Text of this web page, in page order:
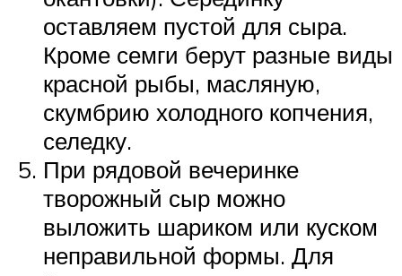
оставляем пустой для сыра.
Кроме семги берут разные виды
красной рыбы, масляную,
скумбрию холодного копчения,
селедку.
При рядовой вечеринке
творожный сыр можно
выложить шариком или куском
неправильной формы. Для